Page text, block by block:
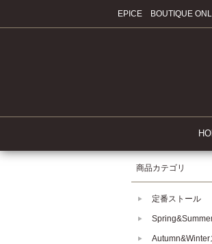
EPICE BOUTIQUE
商品カテゴリ
定番ストール
Autumn&Winter